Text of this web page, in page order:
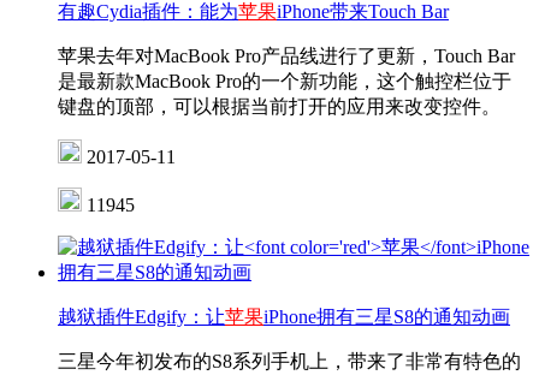
有趣Cydia插件：能为苹果iPhone带来Touch Bar
苹果去年对MacBook Pro产品线进行了更新，Touch Bar
是最新款MacBook Pro的一个新功能，这个触控栏位于
键盘的顶部，可以根据当前打开的应用来改变控件。
2017-05-11
11945
越狱插件Edgify：让苹果iPhone拥有三星S8的通知动画
三星今年初发布的S8系列手机上，带来了非常有特色的